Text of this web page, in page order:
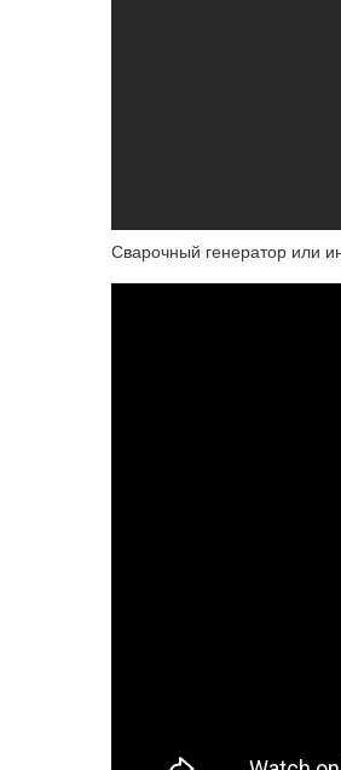
Сварочный генератор или